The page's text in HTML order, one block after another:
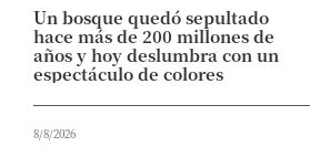
Un bosque quedó sepultado
hace más de 200 millones de
años y hoy deslumbra con un
espectáculo de colores
8/8/2026